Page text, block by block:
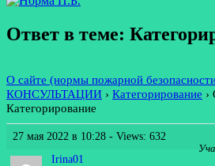
Ответ в теме:
О сайте (нормы пожарной
КОНСУЛЬТАЦИИ › Категорирование ›
Категорирование
27 мая 2022 в 10:28 - Views: 632
Irina01